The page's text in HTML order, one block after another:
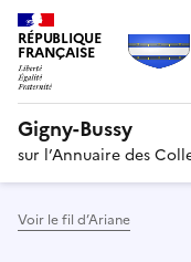
RÉPUBLIQUE
FRANÇAISE
Gigny-Bussy
sur l’Annuaire des
Voir le fil d’Ariane